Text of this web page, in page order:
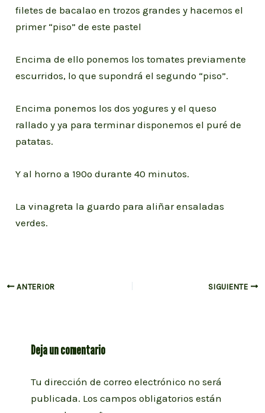
filetes de bacalao en trozos grandes y hacemos el
primer “piso” de este pastel
Encima de ello ponemos los tomates previamente
escurridos, lo que supondrá el segundo “piso”.
Encima ponemos los dos yogures y el queso
rallado y ya para terminar disponemos el puré de
patatas.
Y al horno a 190º durante 40 minutos.
La vinagreta la guardo para aliñar ensaladas
verdes.
Navegación
ANTERIOR SIGUIENTE
Deja un comentario
Tu dirección de correo electrónico no será
publicada. Los campos obligatorios están